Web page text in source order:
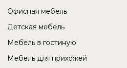
Офисная мебель
Детская мебель
Мебель в гостиную
Мебель для прихожей